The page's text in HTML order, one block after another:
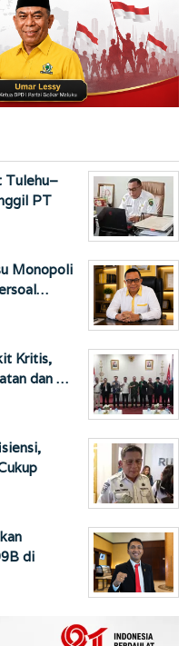
Tulehu–
PT
Monopoli
Kritis,
dan …
di